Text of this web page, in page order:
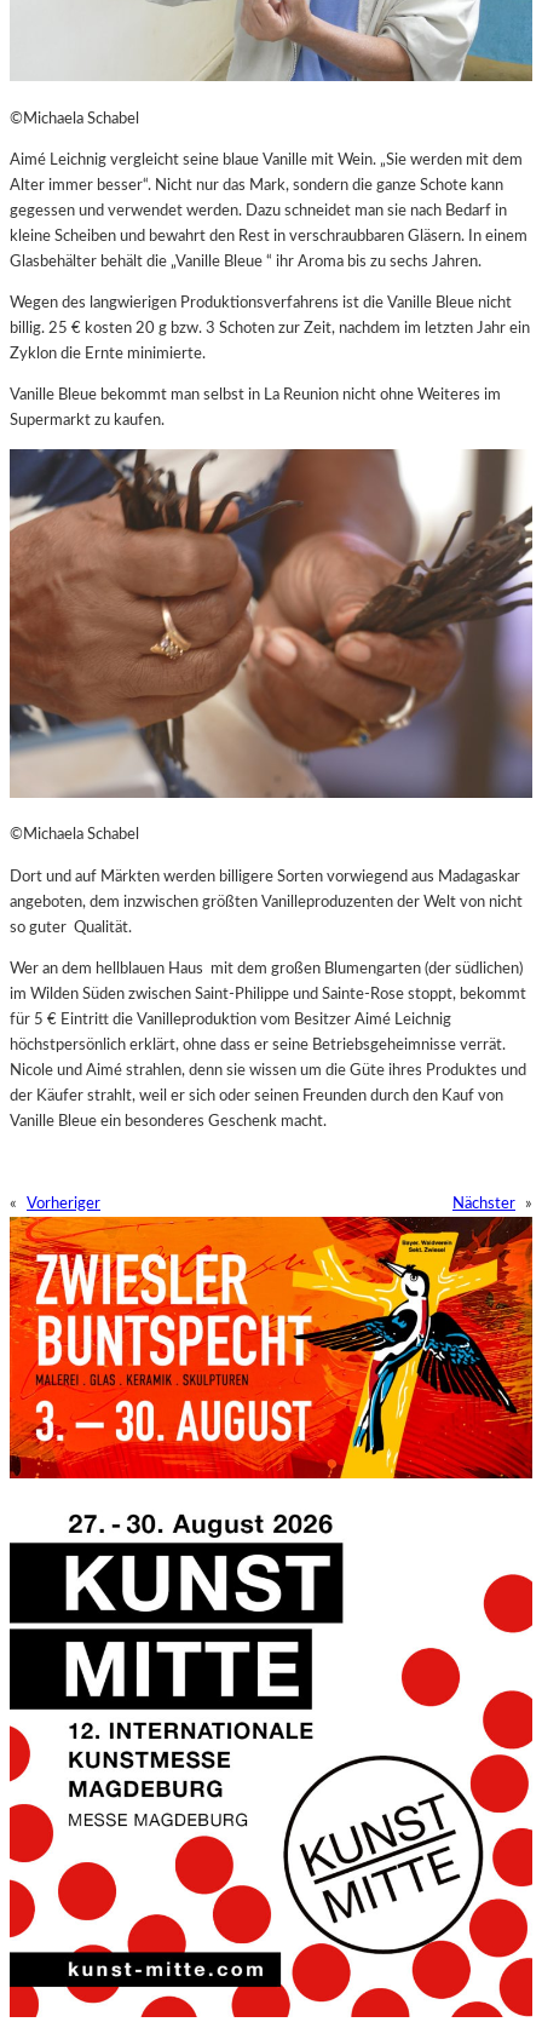
©Michaela Schabel
Aimé Leichnig vergleicht seine blaue Vanille mit Wein. „Sie werden mit dem
Alter immer besser“. Nicht nur das Mark, sondern die ganze Schote kann
gegessen und verwendet werden. Dazu schneidet man sie nach Bedarf in
kleine Scheiben und bewahrt den Rest in verschraubbaren Gläsern. In einem
Glasbehälter behält die „Vanille Bleue “ ihr Aroma bis zu sechs Jahren.
Wegen des langwierigen Produktionsverfahrens ist die Vanille Bleue nicht
billig. 25 € kosten 20 g bzw. 3 Schoten zur Zeit, nachdem im letzten Jahr ein
Zyklon die Ernte minimierte.
Vanille Bleue bekommt man selbst in La Reunion nicht ohne Weiteres im
Supermarkt zu kaufen.
©Michaela Schabel
Dort und auf Märkten werden billigere Sorten vorwiegend aus Madagaskar
angeboten, dem inzwischen größten Vanilleproduzenten der Welt von nicht
so guter Qualität.
Wer an dem hellblauen Haus mit dem großen Blumengarten (der südlichen)
im Wilden Süden zwischen Saint-Philippe und Sainte-Rose stoppt, bekommt
für 5 € Eintritt die Vanilleproduktion vom Besitzer Aimé Leichnig
höchstpersönlich erklärt, ohne dass er seine Betriebsgeheimnisse verrät.
Nicole und Aimé strahlen, denn sie wissen um die Güte ihres Produktes und
der Käufer strahlt, weil er sich oder seinen Freunden durch den Kauf von
Vanille Bleue ein besonderes Geschenk macht.
« Vorheriger Nächster »